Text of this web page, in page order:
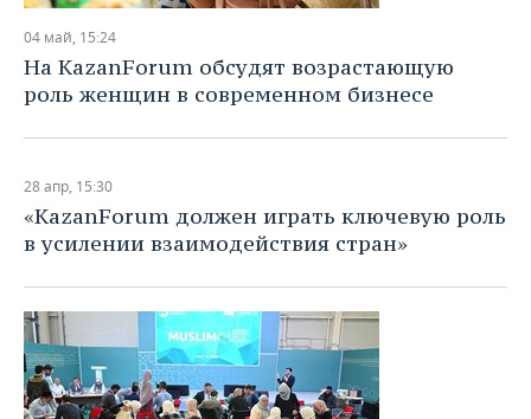
04 май, 15:24
На KazanForum обсудят возрастающую
роль женщин в современном бизнесе
28 апр, 15:30
«KazanForum должен играть ключевую роль
в усилении взаимодействия стран»